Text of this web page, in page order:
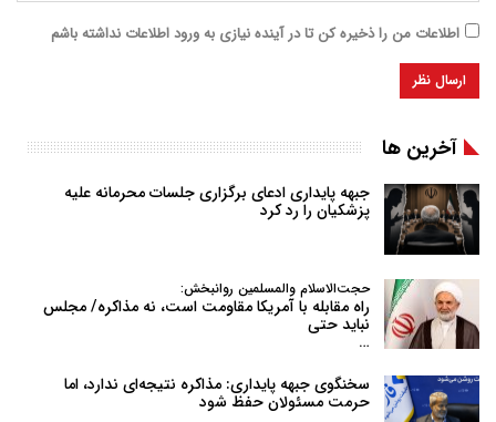
اطلاعات من را ذخیره کن تا در آینده نیازی به ورود اطلاعات نداشته باشم
آخرین ها
جبهه پایداری ادعای برگزاری جلسات محرمانه علیه
پزشکیان را رد کرد
حجت‌الاسلام والمسلمین روانبخش:
راه مقابله با آمریکا مقاومت است، نه مذاکره/ مجلس
نباید حتی
…
سخنگوی جبهه پایداری: مذاکره نتیجه‌ای ندارد، اما
حرمت مسئولان حفظ شود